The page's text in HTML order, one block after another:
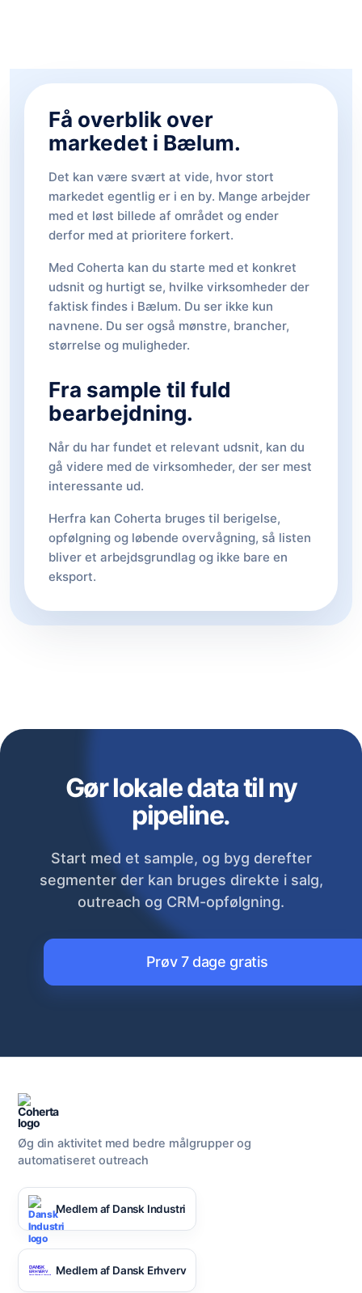
Få overblik over
markedet i Bælum.
Det kan være svært at vide, hvor stort
markedet egentlig er i en by. Mange arbejder
med et løst billede af området og ender
derfor med at prioritere forkert.
Med Coherta kan du starte med et konkret
udsnit og hurtigt se, hvilke virksomheder der
faktisk findes i Bælum. Du ser ikke kun
navnene. Du ser også mønstre, brancher,
størrelse og muligheder.
Fra sample til fuld
bearbejdning.
Når du har fundet et relevant udsnit, kan du
gå videre med de virksomheder, der ser mest
interessante ud.
Herfra kan Coherta bruges til berigelse,
opfølgning og løbende overvågning, så listen
bliver et arbejdsgrundlag og ikke bare en
eksport.
Gør lokale data til ny
pipeline.
Start med et sample, og byg derefter
segmenter der kan bruges direkte i salg,
outreach og CRM-opfølgning.
Prøv 7 dage gratis
Øg din aktivitet med bedre målgrupper og
automatiseret outreach
Medlem af Dansk Industri
Medlem af Dansk Erhverv